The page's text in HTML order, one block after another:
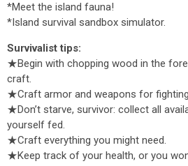
*Meet the island fauna!
*Island survival sandbox simulator.
Survivalist tips:
★Begin with chopping wood in the
craft.
★Craft armor and weapons for
★Don’t starve, survivor: collect all
yourself fed.
★Craft everything you might need.
★Keep track of your health, or you